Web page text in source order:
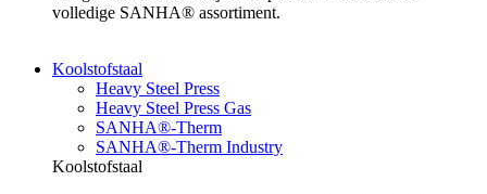
volledige SANHA® assortiment.
Koolstofstaal
Heavy Steel Press
Heavy Steel Press Gas
SANHA®-Therm
SANHA®-Therm Industry
Koolstofstaal